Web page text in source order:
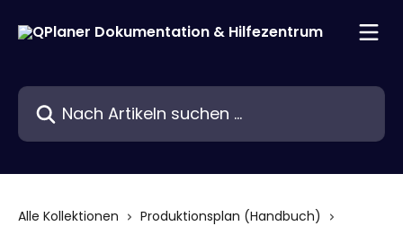
Nach Artikeln suchen …
Alle Kollektionen
Produktionsplan (Handbuch)